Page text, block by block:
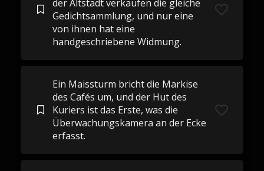
der Altstadt verkaufen die gleiche
Gedichtsammlung, und nur eine
von ihnen hat eine
handgeschriebene Widmung.
Ein Maissturm bricht die Markise
des Cafés um, und der Hut des
Kuriers ist das Erste, was die
Überwachungskamera an der Ecke
erfasst.